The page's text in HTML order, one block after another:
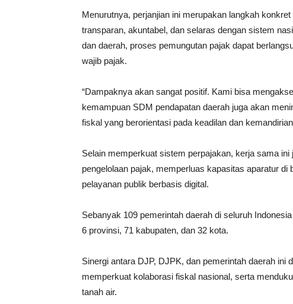
Menurutnya, perjanjian ini merupakan langkah
transparan, akuntabel, dan selaras dengan sistem
dan daerah, proses pemungutan pajak dapat
wajib pajak.
“Dampaknya akan sangat positif. Kami bisa
kemampuan SDM pendapatan daerah juga akan
fiskal yang berorientasi pada keadilan dan
Selain memperkuat sistem perpajakan, kerja sama
pengelolaan pajak, memperluas kapasitas aparatur
pelayanan publik berbasis digital.
Sebanyak 109 pemerintah daerah di seluruh
6 provinsi, 71 kabupaten, dan 32 kota.
Sinergi antara DJP, DJPK, dan pemerintah daerah ini
memperkuat kolaborasi fiskal nasional, serta
tanah air.